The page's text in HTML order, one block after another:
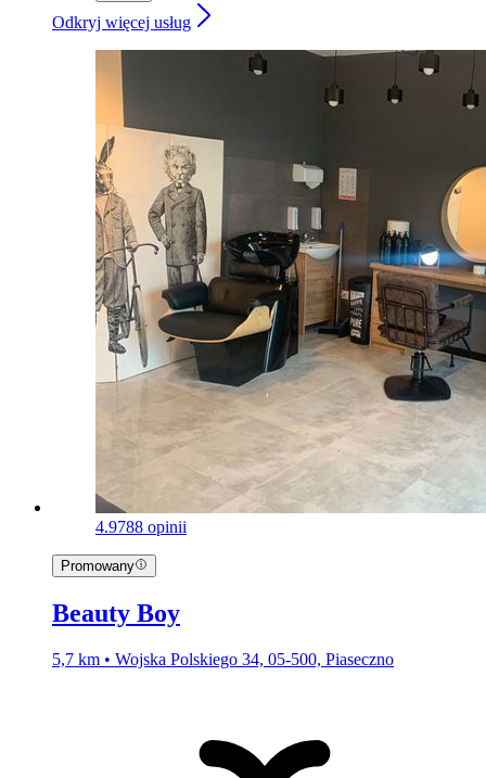
Odkryj więcej usług
4.9788 opinii
Promowany
Beauty Boy
5,7 km • Wojska Polskiego 34, 05-500, Piaseczno